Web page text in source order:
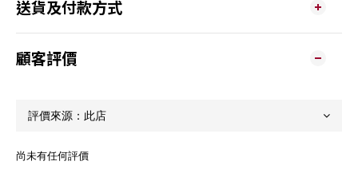
送貨及付款方式
顧客評價
尚未有任何評價